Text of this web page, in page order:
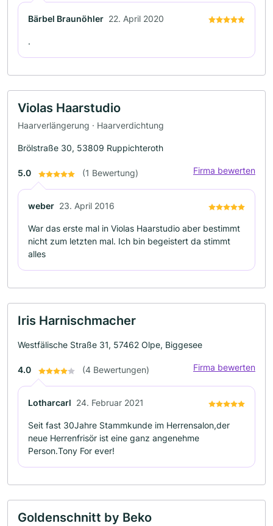
Bärbel Braunöhler 22. April 2020
.
Violas Haarstudio
Haarverlängerung · Haarverdichtung
Brölstraße 30, 53809 Ruppichteroth
5.0 (1 Bewertung) Firma bewerten
weber 23. April 2016
War das erste mal in Violas Haarstudio aber bestimmt
nicht zum letzten mal. Ich bin begeistert da stimmt
alles
Iris Harnischmacher
Westfälische Straße 31, 57462 Olpe, Biggesee
4.0 (4 Bewertungen) Firma bewerten
Lotharcarl 24. Februar 2021
Seit fast 30Jahre Stammkunde im Herrensalon,der
neue Herrenfrisör ist eine ganz angenehme
Person.Tony For ever!
Goldenschnitt by Beko